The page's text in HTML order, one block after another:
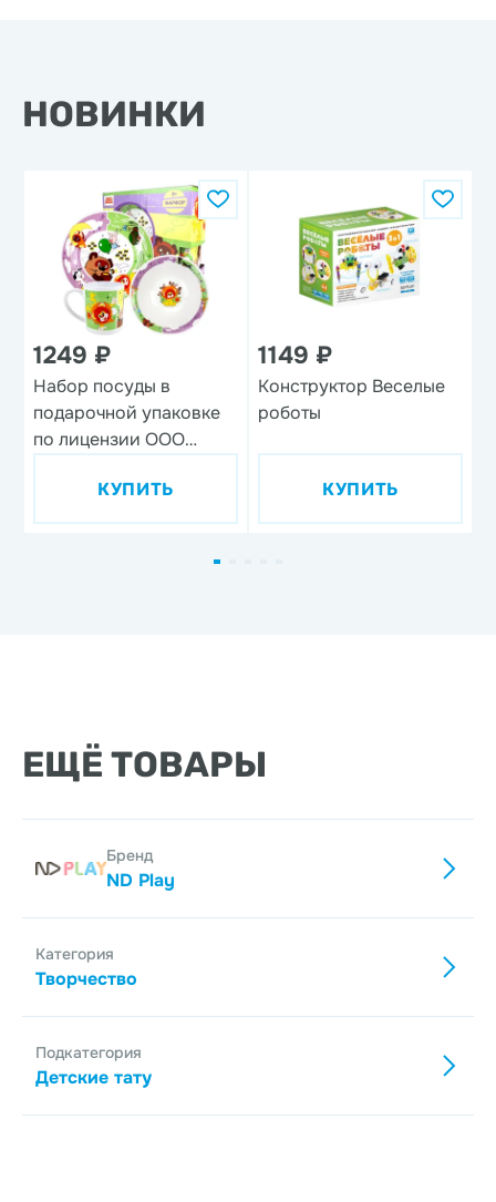
НОВИНКИ
1249 ₽
Набор посуды в
подарочной упаковке
по лицензии ООО
дизайн 1, 3 предмета,
фарфор
КУПИТЬ
1149 ₽
Конструктор Веселые
роботы
КУПИТЬ
ЕЩЁ ТОВАРЫ
Бренд
ND Play
Категория
Творчество
Подкатегория
Детские тату